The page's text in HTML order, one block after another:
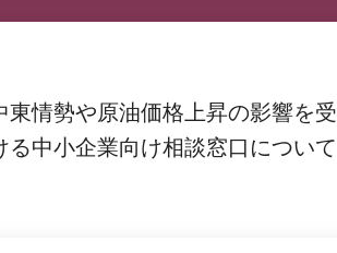
東情勢や原油価格上昇の影響を受
る中小企業向け相談窓口について